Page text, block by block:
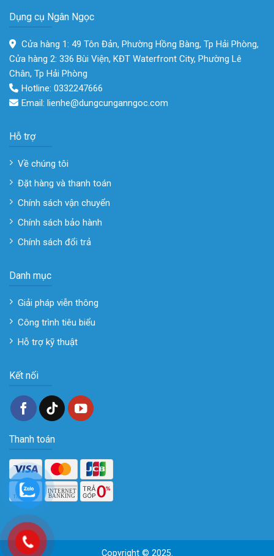
Dụng cụ Ngân Ngọc
Cửa hàng 1: 49 Tôn Đản, Phường Hồng Bàng, Tp Hải Phòng,
Cửa hàng 2: 336 Bùi Viện, KĐT Waterfront City, Phường Lê
Chân, Tp Hải Phòng
Hotline: 0332247666
Email: lienhe@dungcunganngoc.com
Hỗ trợ
Về chúng tôi
Đặt hàng và thanh toán
Chính sách vận chuyển
Chính sách bảo hành
Chính sách đổi trả
Danh mục
Giải pháp viễn thông
Công trình tiêu biểu
Hỗ trợ kỹ thuật
Kết nối
Thanh toán
Copyright © 2025.